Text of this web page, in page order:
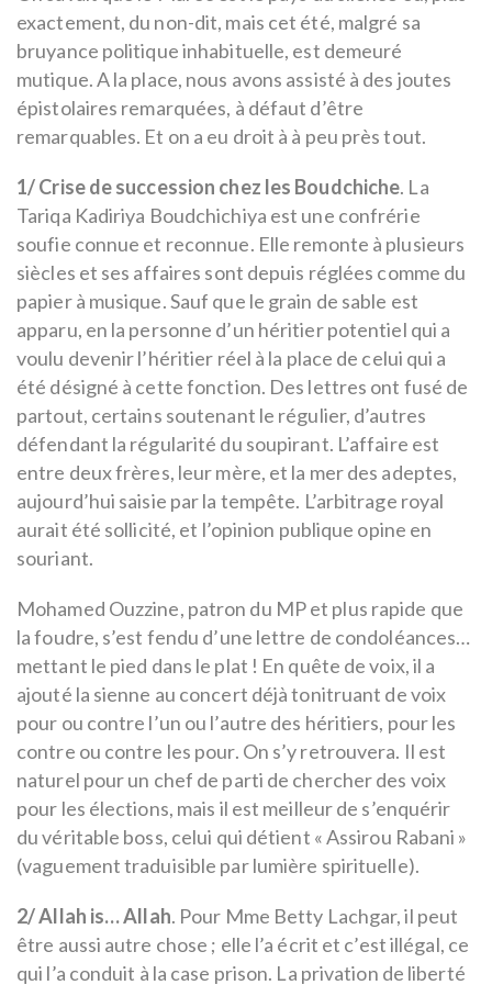
exactement, du non-dit, mais cet été, malgré sa
bruyance politique inhabituelle, est demeuré
mutique. A la place, nous avons assisté à des joutes
épistolaires remarquées, à défaut d’être
remarquables. Et on a eu droit à à peu près tout.
1/ Crise de succession chez les Boudchiche. La
Tariqa Kadiriya Boudchichiya est une confrérie
soufie connue et reconnue. Elle remonte à plusieurs
siècles et ses affaires sont depuis réglées comme du
papier à musique. Sauf que le grain de sable est
apparu, en la personne d’un héritier potentiel qui a
voulu devenir l’héritier réel à la place de celui qui a
été désigné à cette fonction. Des lettres ont fusé de
partout, certains soutenant le régulier, d’autres
défendant la régularité du soupirant. L’affaire est
entre deux frères, leur mère, et la mer des adeptes,
aujourd’hui saisie par la tempête. L’arbitrage royal
aurait été sollicité, et l’opinion publique opine en
souriant.
Mohamed Ouzzine, patron du MP et plus rapide que
la foudre, s’est fendu d’une lettre de condoléances…
mettant le pied dans le plat ! En quête de voix, il a
ajouté la sienne au concert déjà tonitruant de voix
pour ou contre l’un ou l’autre des héritiers, pour les
contre ou contre les pour. On s’y retrouvera. Il est
naturel pour un chef de parti de chercher des voix
pour les élections, mais il est meilleur de s’enquérir
du véritable boss, celui qui détient « Assirou Rabani »
(vaguement traduisible par lumière spirituelle).
2/ Allah is… Allah. Pour Mme Betty Lachgar, il peut
être aussi autre chose ; elle l’a écrit et c’est illégal, ce
qui l’a conduit à la case prison. La privation de liberté